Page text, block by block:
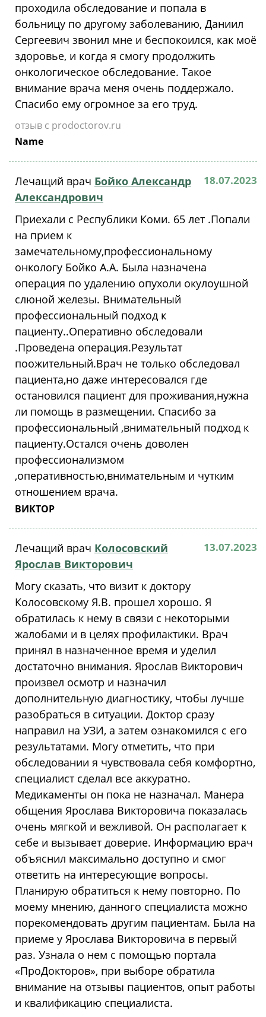
проходила обследование и попала в
больницу по другому заболеванию, Даниил
Сергеевич звонил мне и беспокоился, как моё
здоровье, и когда я смогу продолжить
онкологическое обследование. Такое
внимание врача меня очень поддержало.
Спасибо ему огромное за его труд.
отзыв с prodoctorov.ru
Name
Лечащий врач Бойко Александр
Александрович
18.07.2023
Приехали с Республики Коми. 65 лет .Попали
на прием к
замечательному,профессиональному
онкологу Бойко А.А. Была назначена
операция по удалению опухоли окулоушной
слюной железы. Внимательный
профессиональный подход к
пациенту..Оперативно обследовали
.Проведена операция.Результат
поожительный.Врач не только обследовал
пациента,но даже интересовался где
остановился пациент для проживания,нужна
ли помощь в размещении. Спасибо за
профессиональный ,внимательный подход к
пациенту.Остался очень доволен
профессионализмом
,оперативностью,внимательным и чутким
отношением врача.
ВИКТОР
Лечащий врач Колосовский
Ярослав Викторович
13.07.2023
Могу сказать, что визит к доктору
Колосовскому Я.В. прошел хорошо. Я
обратилась к нему в связи с некоторыми
жалобами и в целях профилактики. Врач
принял в назначенное время и уделил
достаточно внимания. Ярослав Викторович
произвел осмотр и назначил
дополнительную диагностику, чтобы лучше
разобраться в ситуации. Доктор сразу
направил на УЗИ, а затем ознакомился с его
результатами. Могу отметить, что при
обследовании я чувствовала себя комфортно,
специалист сделал все аккуратно.
Медикаменты он пока не назначал. Манера
общения Ярослава Викторовича показалась
очень мягкой и вежливой. Он располагает к
себе и вызывает доверие. Информацию врач
объяснил максимально доступно и смог
ответить на интересующие вопросы.
Планирую обратиться к нему повторно. По
моему мнению, данного специалиста можно
порекомендовать другим пациентам. Была на
приеме у Ярослава Викторовича в первый
раз. Узнала о нем с помощью портала
«ПроДокторов», при выборе обратила
внимание на отзывы пациентов, опыт работы
и квалификацию специалиста.